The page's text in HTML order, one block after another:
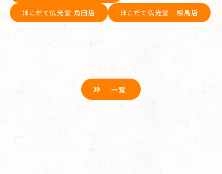
ほこだて仏光堂 角田店 ほこだて仏光堂 相馬店
一覧